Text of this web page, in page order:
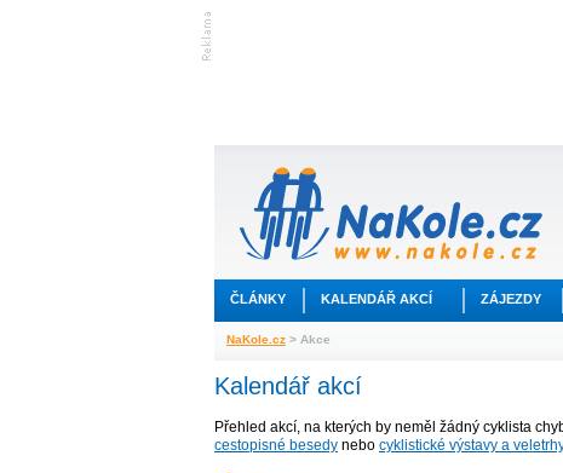
ČLÁNKY KALENDÁŘ AKCÍ ZÁJEZDY
NaKole.cz > Akce
Kalendář akcí
Přehled akcí, na kterých by neměl žádný cyklista
cestopisné besedy nebo cyklistické výstavy a